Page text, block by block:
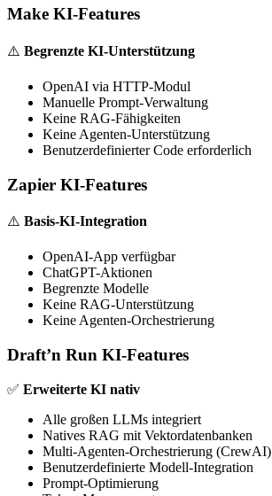
Make KI-Features
⚠️ Begrenzte KI-Unterstützung
OpenAI via HTTP-Modul
Manuelle Prompt-Verwaltung
Keine RAG-Fähigkeiten
Keine Agenten-Unterstützung
Benutzerdefinierter Code erforderlich
Zapier KI-Features
⚠️ Basis-KI-Integration
OpenAI-App verfügbar
ChatGPT-Aktionen
Begrenzte Modelle
Keine RAG-Unterstützung
Keine Agenten-Orchestrierung
Draft’n Run KI-Features
✅ Erweiterte KI nativ
Alle großen LLMs integriert
Natives RAG mit Vektordatenbanken
Multi-Agenten-Orchestrierung (CrewAI)
Benutzerdefinierte Modell-Integration
Prompt-Optimierung